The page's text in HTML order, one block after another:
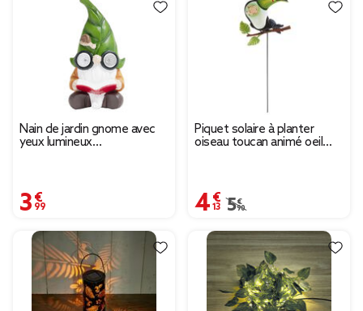
Nain de jardin gnome avec
yeux lumineux
3,99 €
Piquet solaire à planter
oiseau toucan animé oeil
4,13 €
Prix remisé de 5,90 €
5,90 €